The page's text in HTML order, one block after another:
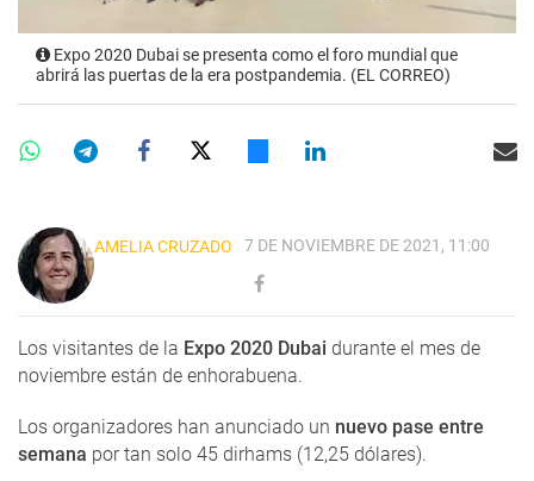
Expo 2020 Dubai se presenta como el foro mundial que
abrirá las puertas de la era postpandemia. (EL CORREO)
AMELIA CRUZADO 7 DE NOVIEMBRE DE 2021, 11:00
Los visitantes de la Expo 2020 Dubai durante el mes de
noviembre están de enhorabuena.
Los organizadores han anunciado un nuevo pase entre
semana por tan solo 45 dirhams (12,25 dólares).